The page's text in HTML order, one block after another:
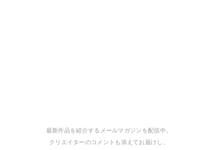
最新作品を紹介するメールマガジンを配信中。
クリエイターのコメントも添えてお届けし、